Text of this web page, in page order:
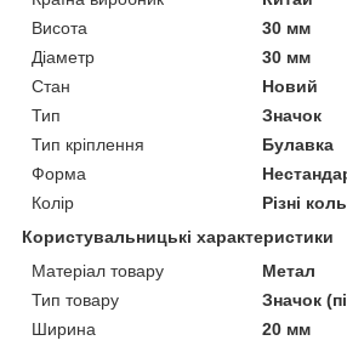
Висота
30 мм
Діаметр
30 мм
Стан
Новий
Тип
Значок
Тип кріплення
Булавка
Форма
Колір
Різні
Користувальницькі характеристики
Матеріал товару
Метал
Тип товару
Значок
Ширина
20 мм